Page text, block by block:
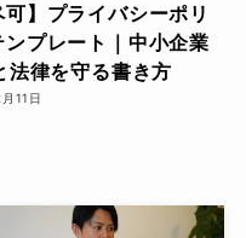
可】プライバシーポリ
ンプレート｜中小企業
法律を守る書き方
11日